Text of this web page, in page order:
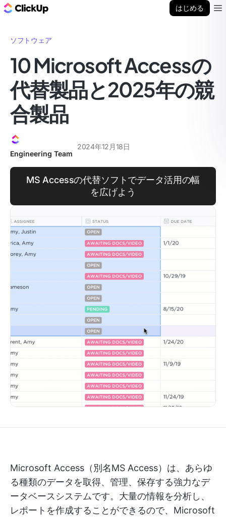
はじめる
ソフトウェア
10 Microsoft Accessの
代替製品と2025年の競
合製品
Engineering Team
2024年12月18日
MS Accessの代替ソフトでデータ活用の幅
を広げよう
Microsoft Access（別名MS Access）は、あらゆ
る種類のデータを取得、管理、保存する強力なデ
ータベースシステムです。大量の情報を分析し、
レポートを作成することができるので、Microsoft